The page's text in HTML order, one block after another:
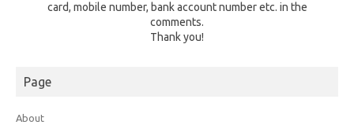
card, mobile number, bank account number etc. in the
comments.
Thank you!
Page
About